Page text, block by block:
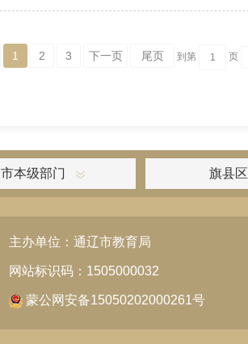
1 2 3 下一页 尾页 到第 页
市本级部门 旗县区
主办单位：通辽市教育局
网站标识码：1505000032
蒙公网安备15050202000261号